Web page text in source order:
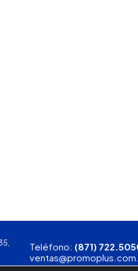
Teléfono: (871)